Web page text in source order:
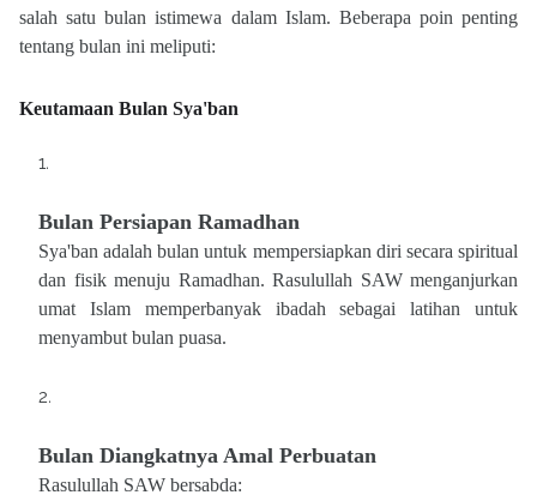
salah satu bulan istimewa dalam Islam. Beberapa poin penting
tentang bulan ini meliputi:
Keutamaan Bulan Sya'ban
Bulan Persiapan Ramadhan
Sya'ban adalah bulan untuk mempersiapkan diri secara spiritual
dan fisik menuju Ramadhan. Rasulullah SAW menganjurkan
umat Islam memperbanyak ibadah sebagai latihan untuk
menyambut bulan puasa.
Bulan Diangkatnya Amal Perbuatan
Rasulullah SAW bersabda: